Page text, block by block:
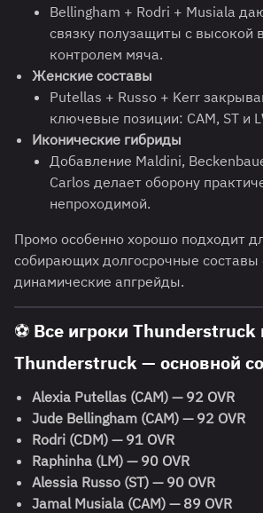
Bellingham + Rodri + Musiala
связку полузащиты с высокой
контролем мяча.
Женские составы
Putellas + Russo + Kerr
ключевые позиции: CAM, ST и
Иконические гибриды
Добавление Maldini,
Carlos делает оборону
непроходимой.
Промо особенно хорошо подходит
собирающих долгосрочные составы
динамические апгрейды.
⚽ Все игроки
Thunderstruck — основной
Alexia Putellas (CAM) — 92 OVR
Jude Bellingham (CAM) — 92 OVR
Rodri (CDM) — 91 OVR
Raphinha (LM) — 90 OVR
Alessia Russo (ST) — 90 OVR
Jamal Musiala (CAM) — 89 OVR